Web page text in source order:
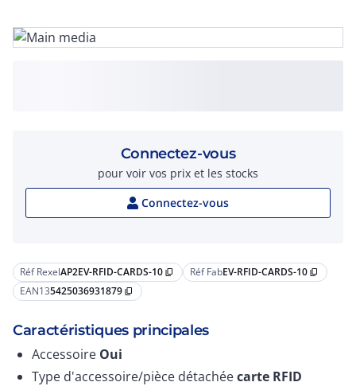
Réf RexelAP2EV-RFID-CARDS-10 content_copy Réf FabEV-RFID-CARDS-10 content_copy
EAN135425036931879 content_copy
Caractéristiques principales
Accessoire Oui
Type d'accessoire/pièce détachéecarte RFID
Connectez-vous
pour voir vos prix et les stocks
Connectez-vous